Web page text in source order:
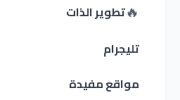
🔥تطوير الذات
تليجرام
مواقع مفيدة